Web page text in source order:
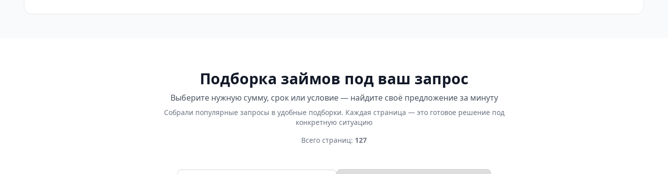
Подборка займов под ваш запрос
Выберите нужную сумму, срок или условие — найдите своё предложение за минуту
Собрали популярные запросы в удобные подборки. Каждая страница — это готовое решение под
конкретную ситуацию
Всего страниц: 127